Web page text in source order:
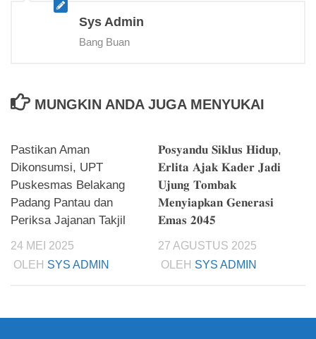
Sys Admin
Bang Buan
MUNGKIN ANDA JUGA MENYUKAI
Pastikan Aman
Dikonsumsi, UPT
Puskesmas Belakang
Padang Pantau dan
Periksa Jajanan Takjil
24 MEI 2025
OLEH SYS ADMIN
𝐏𝐨𝐬𝐲𝐚𝐧𝐝𝐮 𝐒𝐢𝐤𝐥𝐮𝐬 𝐇𝐢𝐝𝐮𝐩,
𝐄𝐫𝐥𝐢𝐭𝐚 𝐀𝐣𝐚𝐤 𝐊𝐚𝐝𝐞𝐫 𝐉𝐚𝐝𝐢
𝐔𝐣𝐮𝐧𝐠 𝐓𝐨𝐦𝐛𝐚𝐤
𝐌𝐞𝐧𝐲𝐢𝐚𝐩𝐤𝐚𝐧 𝐆𝐞𝐧𝐞𝐫𝐚𝐬𝐢
𝐄𝐦𝐚𝐬 𝟐𝟎𝟒𝟓
27 AGUSTUS 2025
OLEH SYS ADMIN